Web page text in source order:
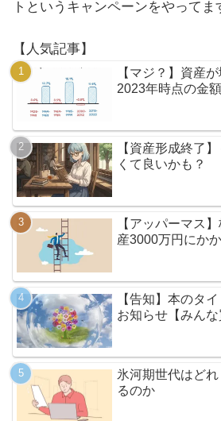
トというキャンペーンをやってま
【人気記事】
【マジ？】資産
2023年時点の金
【資産形成終了
くて良いかも？
【アッパーマス
産3000万円にか
【告知】本のタ
お知らせ【みんな
氷河期世代はど
るのか